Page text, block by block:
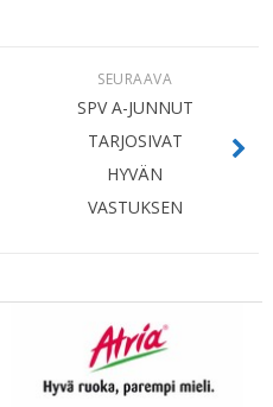
SEURAAVA
SPV A-JUNNUT
TARJOSIVAT
HYVÄN
VASTUKSEN